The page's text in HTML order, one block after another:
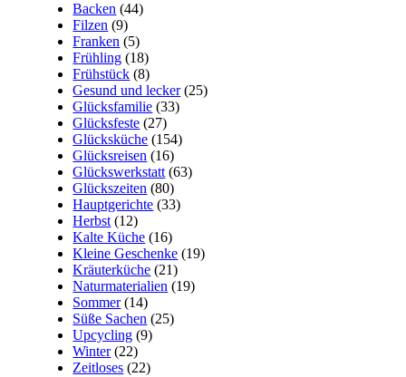
Backen (44)
Filzen (9)
Franken (5)
Frühling (18)
Frühstück (8)
Gesund und lecker(25)
Glücksfamilie (33)
Glücksfeste (27)
Glücksküche (154)
Glücksreisen (16)
Glückswerkstatt(63)
Glückszeiten (80)
Hauptgerichte (33)
Herbst(12)
Kalte Küche (16)
Kleine Geschenke (19)
Kräuterküche (21)
Naturmaterialien (19)
Sommer(14)
Süße Sachen (25)
Upcycling (9)
Winter(22)
Zeitloses (22)